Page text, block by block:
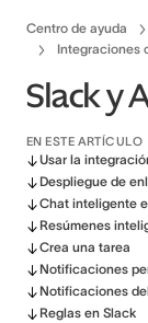
Centro de ayuda
Integraciones
Slack y
EN ESTE ARTÍCULO
Usar la
Despliegue de
Chat inteligente
Resúmenes
Crea una tarea
Notificaciones
Notificaciones
Reglas en Slack